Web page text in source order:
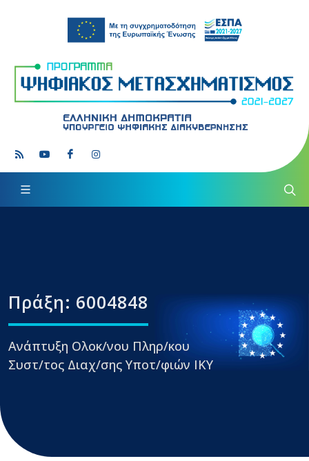
Πράξη: 6004848
Ανάπτυξη Ολοκ/νου Πληρ/κου
Συστ/τος Διαχ/σης Υποτ/φιών ΙΚΥ